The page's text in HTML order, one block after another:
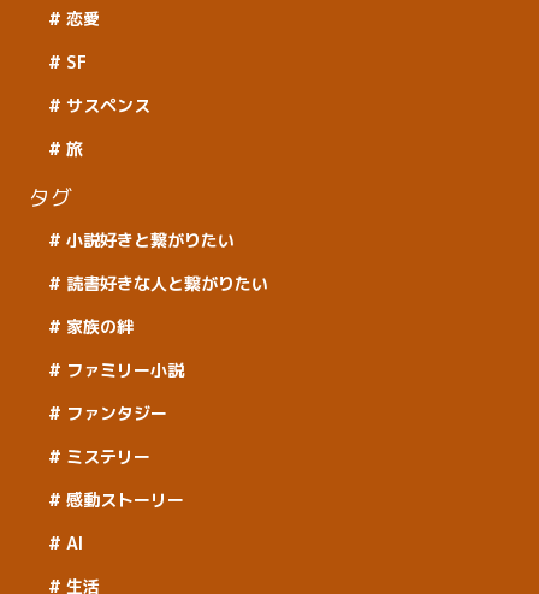
恋愛
SF
サスペンス
旅
タグ
小説好きと繋がりたい
読書好きな人と繋がりたい
家族の絆
ファミリー小説
ファンタジー
ミステリー
感動ストーリー
AI
生活